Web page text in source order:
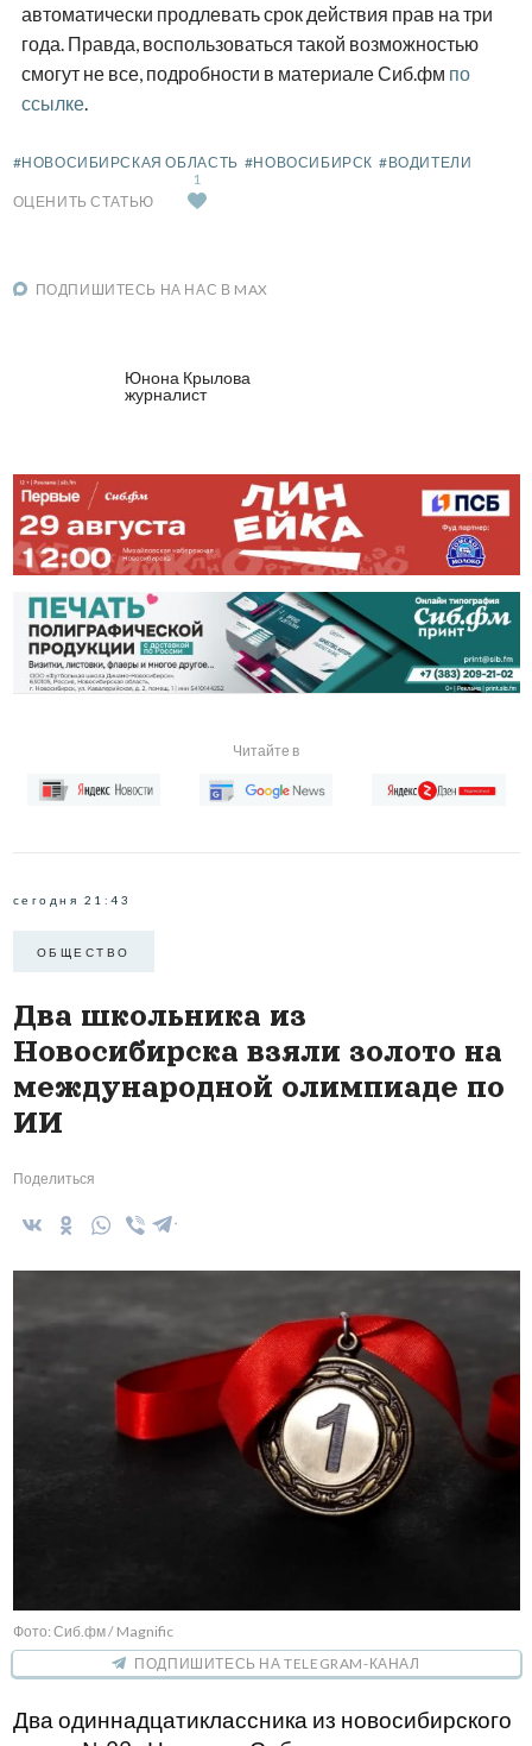
автоматически продлевать срок действия прав на три
года. Правда, воспользоваться такой возможностью
смогут не все, подробности в материале Сиб.фм по
ссылке.
#НОВОСИБИРСКАЯ ОБЛАСТЬ #НОВОСИБИРСК #ВОДИТЕЛИ
ОЦЕНИТЬ СТАТЬЮ
1
ПОДПИШИТЕСЬ НА НАС В MAX
Юнона Крылова
журналист
Читайте в
сегодня 21:43
ОБЩЕСТВО
Два школьника из
Новосибирска взяли золото на
международной олимпиаде по
ИИ
Поделиться
Фото: Сиб.фм / Magnific
ПОДПИШИТЕСЬ НА TELEGRAM-КАНАЛ
Два одиннадцатиклассника из новосибирского